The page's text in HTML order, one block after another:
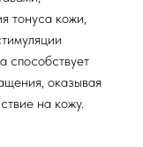
тонуса кожи,
способствует
оказывая
на кожу.